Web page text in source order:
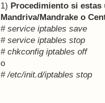
1) Procedimiento si estas
Mandriva/Mandrake o
# service iptables save
# service iptables stop
# chkconfig iptables off
o
# /etc/init.d/iptables stop